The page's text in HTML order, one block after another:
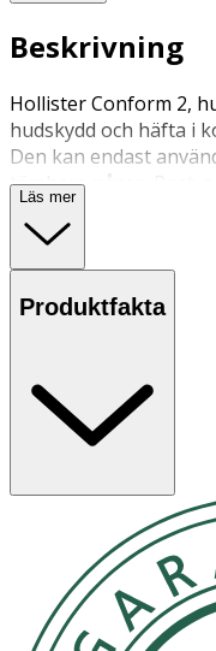
Beskrivning
Hollister Conform 2,
hudskydd och häfta i
Den kan endast
tömbara påsar, Post-op.
Läs mer
Produktfakta